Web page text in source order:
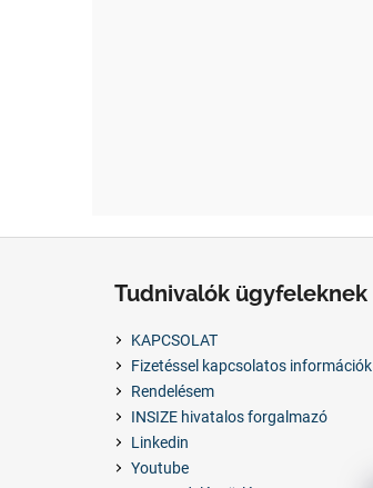
Tudnivalók ügyfeleknek
KAPCSOLAT
Fizetéssel kapcsolatos információk
Rendelésem
INSIZE hivatalos forgalmazó
Linkedin
Youtube